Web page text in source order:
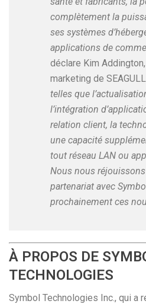
complètement la
ses systèmes
applications de
déclare Kim
marketing de
telles que
l’intégration
relation client, la
une capacité
tout réseau LAN ou
Nous nous
partenariat avec
prochainement ces
À PROPOS DE
TECHNOLOGIES
Symbol Technologies Inc., qui a